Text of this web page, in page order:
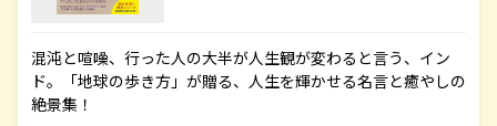
混沌と喧噪、行った人の大半が人生観が変わると言う、イン
ド。「地球の歩き方」が贈る、人生を輝かせる名言と癒やしの
絶景集！